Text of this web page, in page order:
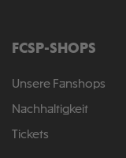
FCSP-SHOPS
Unsere Fanshops
Nachhaltigkeit
Tickets